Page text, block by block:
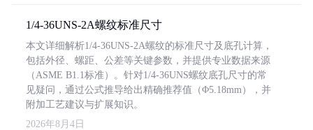
1/4-36UNS-2A螺纹标准尺寸
本文详细解析1/4-36UNS-2A螺纹的标准尺寸及底孔计算，
包括外径、螺距、公差等关键参数，并提供专业数据来源
（ASME B1.1标准）。针对1/4-36UNS螺纹底孔尺寸的常
见疑问，通过公式推导给出精确推荐值（Φ5.18mm），并
附加工艺建议与扩展知识。
2026年8月4日